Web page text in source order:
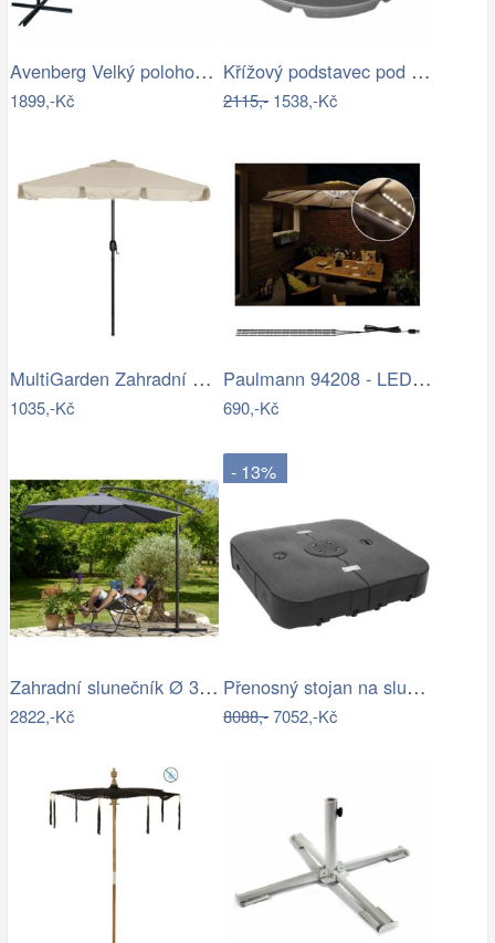
Avenberg Velký polohovatelný slunečník…
1899,-Kč
Křížový podstavec pod slunečník ET9496…
2115,-1538,-Kč
MultiGarden Zahradní slunečník Kosy…
1035,-Kč
Paulmann 94208 - LED/1,8W Osvětlení…
690,-Kč
Zahradní slunečník Ø 330 cm D2557…
2822,-Kč
- 13%
Přenosný stojan na slunečník Dekorhome
8088,-7052,-Kč